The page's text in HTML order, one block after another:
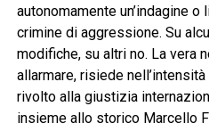
autonomamente un’indagine
crimine di aggressione. Su
modifiche, su altri no. La vera
allarmare, risiede
rivolto alla giustizia
insieme allo storico Marcello